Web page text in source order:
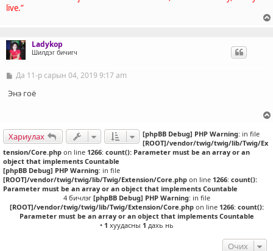
live.”
Ladykop
Шилдэг бичигч
Б
ч
Да 11-р сарын 04, 2019 9:17 am
Энэ гоё
Хариулах [phpBB Debug] PHP Warning: in file
[ROOT]/vendor/twig/twig/lib/Twig/Ex
tension/Core.php on line 1266: count(): Parameter must be an array or an
object that implements Countable
[phpBB Debug] PHP Warning: in file
[ROOT]/vendor/twig/twig/lib/Twig/Extension/Core.php on line 1266: count():
Parameter must be an array or an object that implements Countable
4 бичлэг [phpBB Debug] PHP Warning: in file
[ROOT]/vendor/twig/twig/lib/Twig/Extension/Core.phpon line 1266: count():
Parameter must be an array or an object that implements Countable
• 1 хуудасны 1 дахь нь
Очих